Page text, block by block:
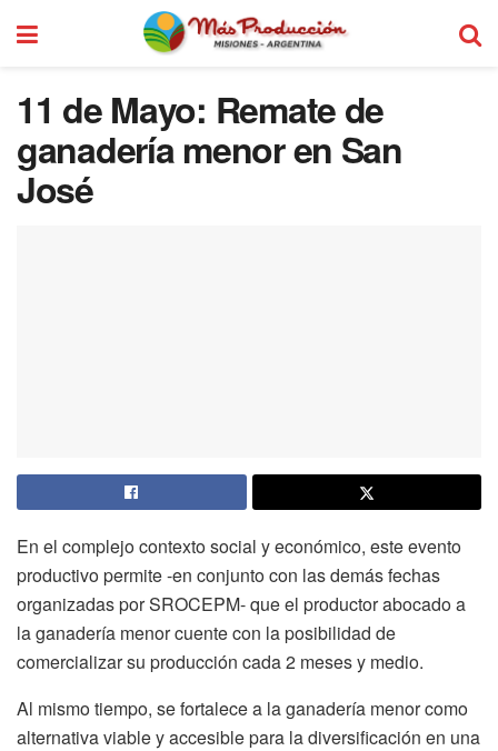
11 de Mayo: Remate de
ganadería menor en San
José
En el complejo contexto social y económico, este evento
productivo permite -en conjunto con las demás fechas
organizadas por SROCEPM- que el productor abocado a
la ganadería menor cuente con la posibilidad de
comercializar su producción cada 2 meses y medio.
Al mismo tiempo, se fortalece a la ganadería menor como
alternativa viable y accesible para la diversificación en una